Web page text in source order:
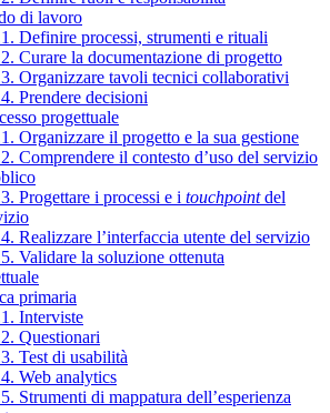
di lavoro
Definire processi, strumenti e rituali
Curare la documentazione di progetto
Organizzare tavoli tecnici collaborativi
Prendere decisioni
progettuale
Organizzare il progetto e la sua gestione
Comprendere il contesto d’uso del servizio
Progettare i processi e i touchpointdel
Realizzare l’interfaccia utente del servizio
Validare la soluzione ottenuta
primaria
Interviste
Questionari
Test di usabilità
Web analytics
Strumenti di mappatura dell’esperienza